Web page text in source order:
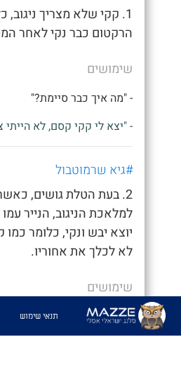
1. קקי שלא מצריך ניגוב,
הרקטום כבר נקי לאחר
שימושים
- "מה איך כבר סיימת?"
- "יצא לי קקי קסם, לא הייתי
#גיא שרמוטבול
2. בעת הטלת גושים,
למלאכת הניגוב, הנייר
יוצא יבש ונקי, כלומר
לא לכלך את אחוריו.
שימושים
- "איך סיימת ככה מהר,
תנאי שימוש